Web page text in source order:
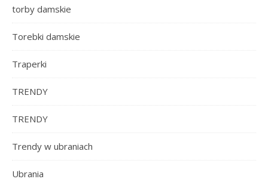
torby damskie
Torebki damskie
Traperki
TRENDY
TRENDY
Trendy w ubraniach
Ubrania